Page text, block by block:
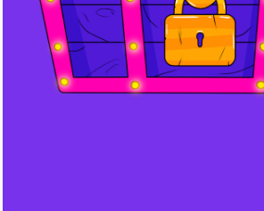
Пройдите обучение и узнайте, на что
способны нейросети. Научитесь делать
Как работать
с нейросетями